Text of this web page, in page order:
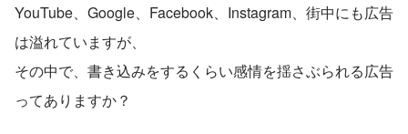
YouTube、Google、Facebook、Instagram、街中にも広告
は溢れていますが、
その中で、書き込みをするくらい感情を揺さぶられる広告
ってありますか？